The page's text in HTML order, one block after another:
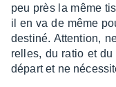
peu près la même
il en va de même
destiné. Atten­tion,
relles, du ratio et
départ et ne